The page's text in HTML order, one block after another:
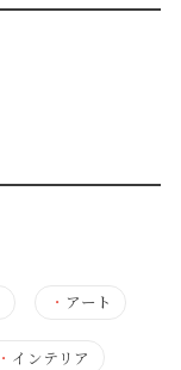
・ アート
・ インテリア